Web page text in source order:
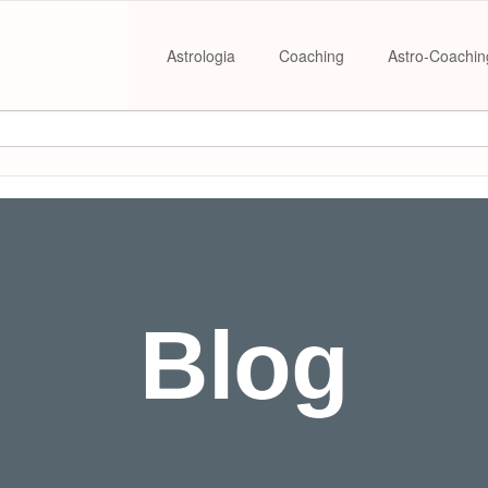
Astrologia Coaching Astro-
Blog